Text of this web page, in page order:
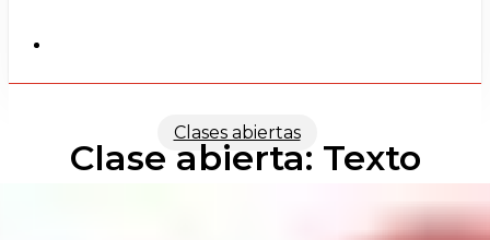
Clases abiertas
Clase abierta: Texto